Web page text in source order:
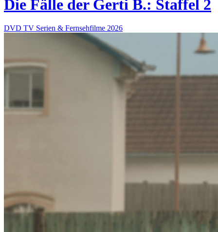
Die Fälle der Gerti B.: Staffel 2
DVD TV Serien & Fernsehfilme 2026